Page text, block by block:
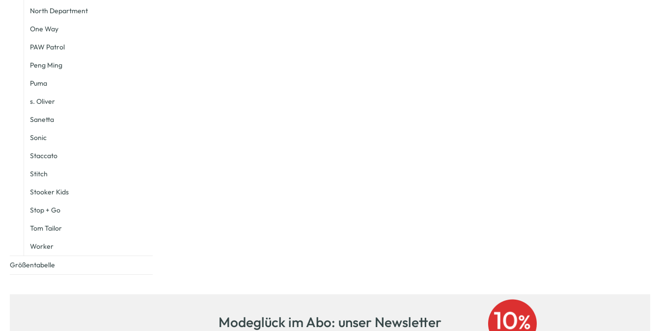
North Department
One Way
PAW Patrol
Peng Ming
Puma
s. Oliver
Sanetta
Sonic
Staccato
Stitch
Stooker Kids
Stop + Go
Tom Tailor
Worker
Größentabelle
Modeglück im Abo: unser Newsletter